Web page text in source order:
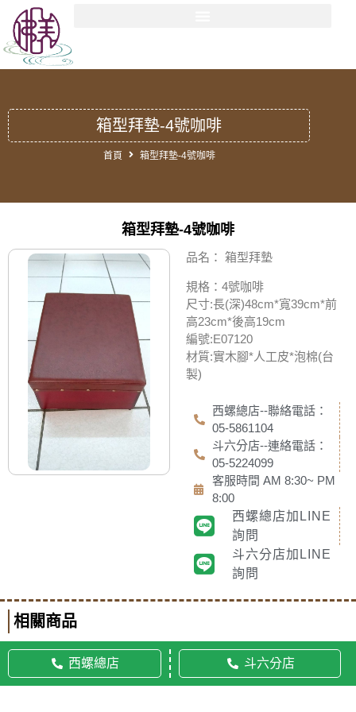
箱型拜墊-4號咖啡
首頁 箱型拜墊-4號咖啡
箱型拜墊-4號咖啡
品名： 箱型拜墊
規格： 4號咖啡
尺寸:長(深)48cm*寬39cm*前
高23cm*後高19cm
編號:E07120
材質:實木腳*人工皮*泡棉(台
製)
西螺總店--聯絡電話：
05-5861104
斗六分店--連絡電話：
05-5224099
客服時間 AM 8:30~ PM
8:00
西螺總店加LINE
詢問
斗六分店加LINE
詢問
相關商品
西螺總店 斗六分店